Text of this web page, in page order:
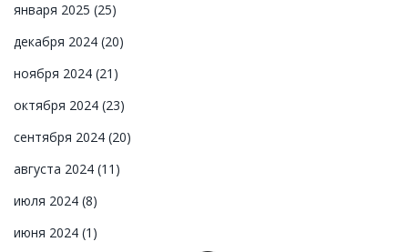
января 2025 (25)
декабря 2024 (20)
ноября 2024 (21)
октября 2024 (23)
сентября 2024 (20)
августа 2024 (11)
июля 2024 (8)
июня 2024 (1)